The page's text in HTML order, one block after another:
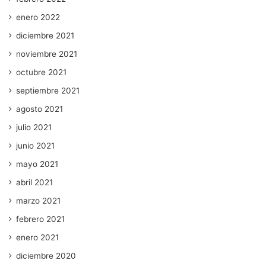
enero 2022
diciembre 2021
noviembre 2021
octubre 2021
septiembre 2021
agosto 2021
julio 2021
junio 2021
mayo 2021
abril 2021
marzo 2021
febrero 2021
enero 2021
diciembre 2020